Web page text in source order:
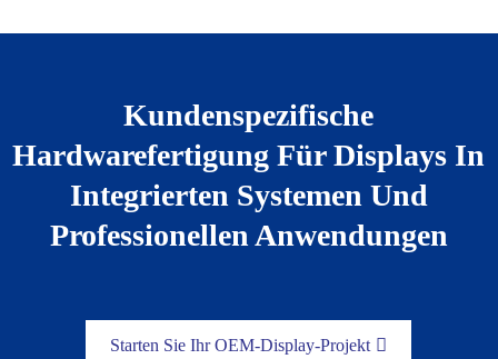
Kundenspezifische
Hardwarefertigung Für Displays In
Integrierten Systemen Und
Professionellen Anwendungen
Starten Sie Ihr OEM-Display-Projekt